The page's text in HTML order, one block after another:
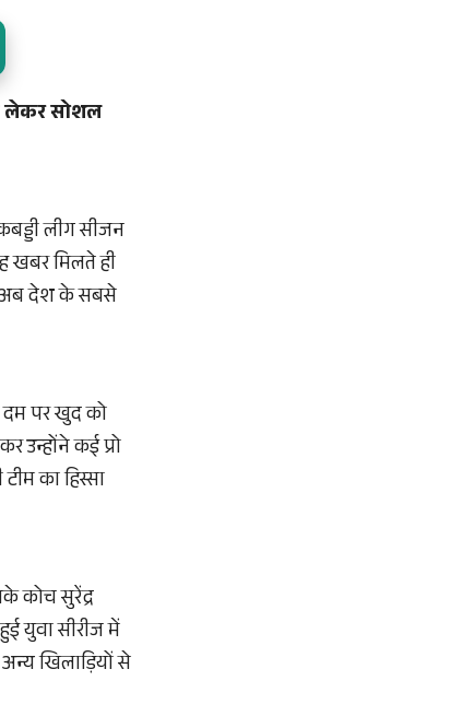
लेकर सोशल
लीग सीजन
खबर मिलते ही
अब देश के सबसे
दम पर खुद को
उन्होंने कई प्रो
का हिस्सा
कोच सुरेंद्र
युवा सीरीज में
खिलाड़ियों से